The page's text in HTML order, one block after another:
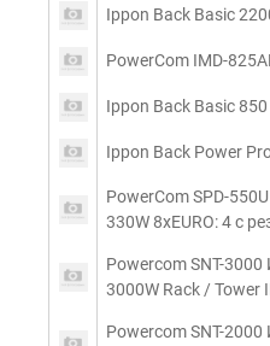
Ippon Back Basic
PowerCom IMD-
Ippon Back Basic
Ippon Back Power
PowerCom SPD-
330W 8xEURO: 4 с
Powercom SNT-
3000W Rack / Tower
Powercom SNT-